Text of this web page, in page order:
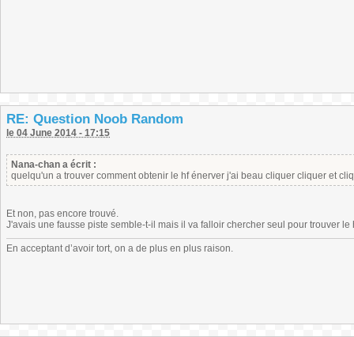
RE: Question Noob Random
le 04 June 2014 - 17:15
Nana-chan a écrit :
quelqu'un a trouver comment obtenir le hf énerver j'ai beau cliquer cliquer et
Et non, pas encore trouvé.
J'avais une fausse piste semble-t-il mais il va falloir chercher seul pour trouver
En acceptant d’avoir tort, on a de plus en plus raison.